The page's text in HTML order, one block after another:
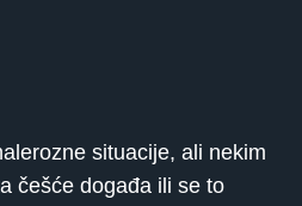
situacije, ali nekim
češće događa ili se to